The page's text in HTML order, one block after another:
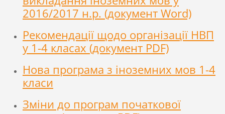
2016/2017 н.р. (документ Word)
Рекомендації щодо організації НВП
у 1-4 класах (документ PDF)
Нова програма з іноземних мов 1-4
класи
Зміни до програм початкової